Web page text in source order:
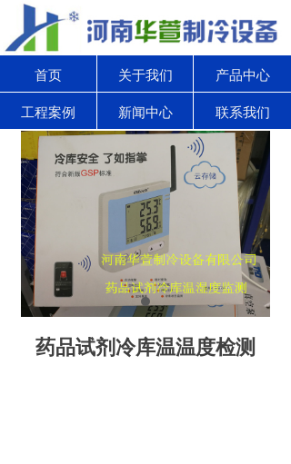
首页 关于我们 产品中心
工程案例 新闻中心 联系我们
药品试剂冷库温温度检测